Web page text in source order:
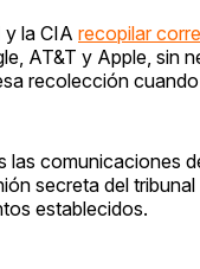
y la CIA recopilar
AT&T y Apple, sin
recolección
las comunicaciones
secreta del
establecidos.